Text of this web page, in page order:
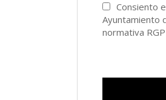
Consiento
Ayuntamiento
normativa